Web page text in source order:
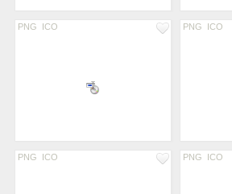
PNG ICO PNG ICO
PNG ICO PNG ICO